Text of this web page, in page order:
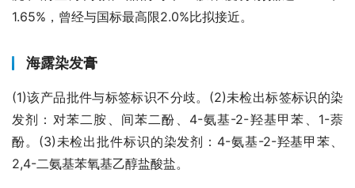
1.65%，曾经与国标最高限2.0%比拟接近。
海露染发膏
(1)该产品批件与标签标识不分歧。(2)未检出标签标识的染
发剂：对苯二胺、间苯二酚、4-氨基-2-羟基甲苯、1-萘
酚。(3)未检出批件标识的染发剂：4-氨基-2-羟基甲苯、
2,4-二氨基苯氧基乙醇盐酸盐。